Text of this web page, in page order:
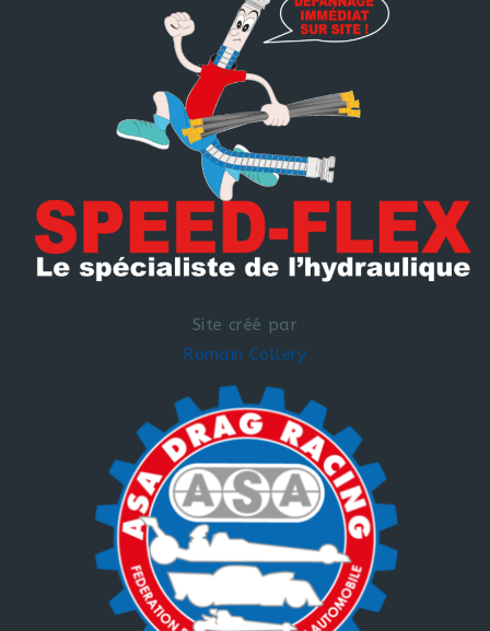
Site créé par
Romain Collery